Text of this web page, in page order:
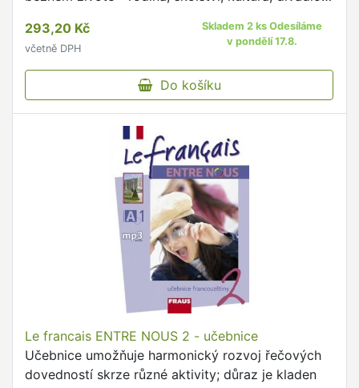
293,20 Kč
včetně DPH
Skladem 2 ks Odesíláme
v pondělí 17.8.
Do košíku
Le francais ENTRE NOUS 2 - učebnice
Učebnice umožňuje harmonický rozvoj řečových
dovedností skrze různé aktivity; důraz je kladen